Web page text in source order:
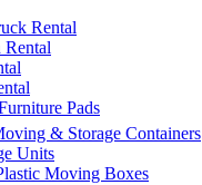
Rental
Rental
Pads
& Storage Containers
Units
Moving Boxes